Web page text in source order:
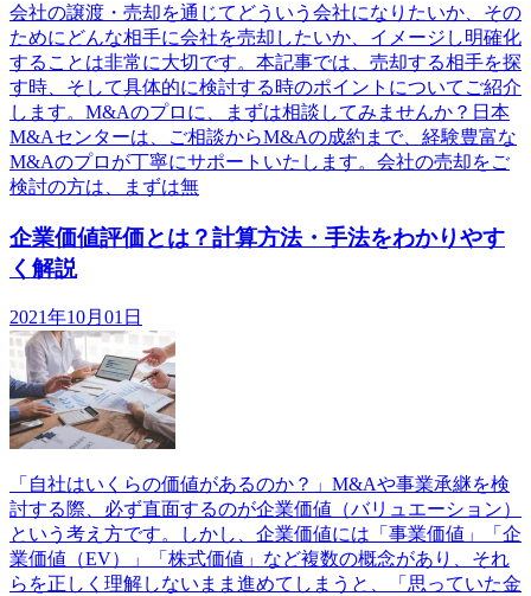
会社の譲渡・売却を通じてどういう会社になりたいか、その
ためにどんな相手に会社を売却したいか、イメージし明確化
することは非常に大切です。本記事では、売却する相手を探
す時、そして具体的に検討する時のポイントについてご紹介
します。M&Aのプロに、まずは相談してみませんか？日本
M&Aセンターは、ご相談からM&Aの成約まで、経験豊富な
M&Aのプロが丁寧にサポートいたします。会社の売却をご
検討の方は、まずは無
企業価値評価とは？計算方法・手法をわかりやす
く解説
2021年10月01日
「自社はいくらの価値があるのか？」M&Aや事業承継を検
討する際、必ず直面するのが企業価値（バリュエーション）
という考え方です。しかし、企業価値には「事業価値」「企
業価値（EV）」「株式価値」など複数の概念があり、それ
らを正しく理解しないまま進めてしまうと、「思っていた金